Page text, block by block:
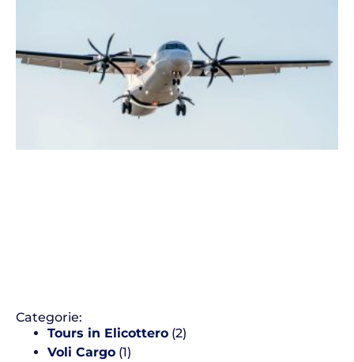
Categorie:
Tours in Elicottero (2)
Voli Cargo (1)